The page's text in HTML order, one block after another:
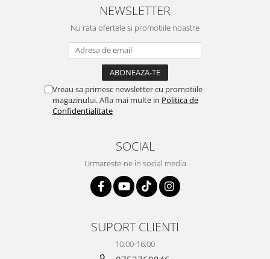
NEWSLETTER
Nu rata ofertele si promotiile noastre
Vreau sa primesc newsletter cu promotiile
magazinului. Afla mai multe in Politica de
Confidentialitate
SOCIAL
Urmareste-ne in social media
SUPORT CLIENTI
10:00-16:00